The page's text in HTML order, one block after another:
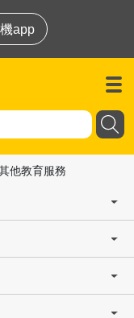
app
他教育服務